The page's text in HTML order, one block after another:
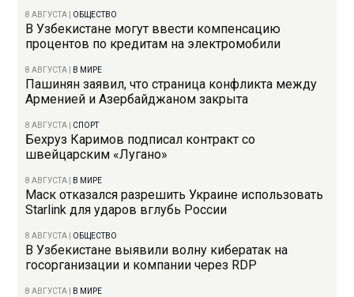
8 АВГУСТА ОБЩЕСТВО
В Узбекистане могут ввести компенсацию
процентов по кредитам на электромобили
8 АВГУСТА В МИРЕ
Пашинян заявил, что страница конфликта между
Арменией и Азербайджаном закрыта
8 АВГУСТА СПОРТ
Бехруз Каримов подписал контракт со
швейцарским «Лугано»
8 АВГУСТА В МИРЕ
Маск отказался разрешить Украине использовать
Starlink для ударов вглубь России
8 АВГУСТА ОБЩЕСТВО
В Узбекистане выявили волну кибератак на
госорганизации и компании через RDP
8 АВГУСТА В МИРЕ